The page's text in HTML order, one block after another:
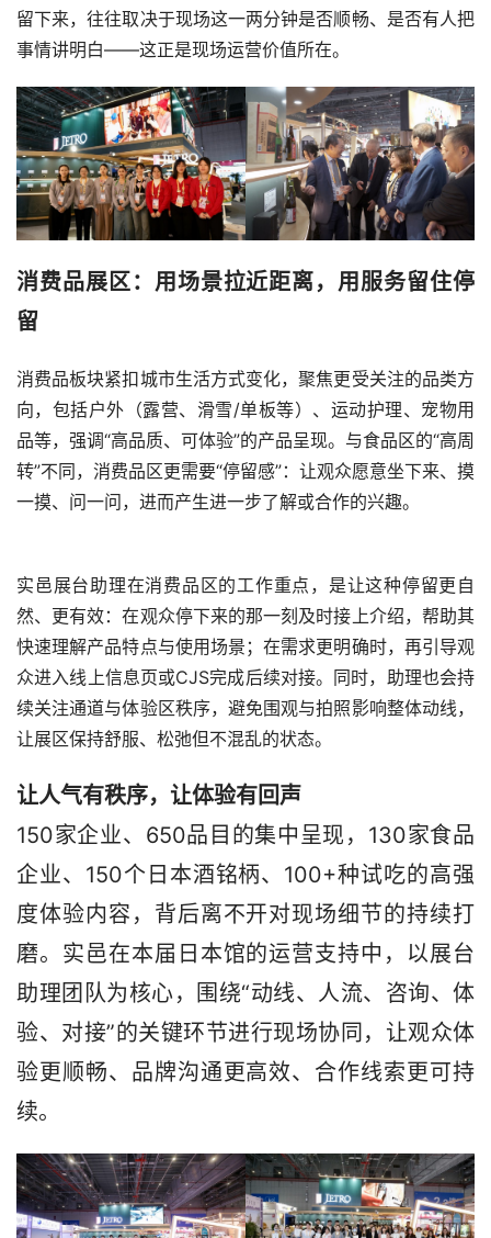
留下来，往往取决于现场这一两分钟是否顺畅、是否有人把
事情讲明白——这正是现场运营价值所在。
消费品展区：用场景拉近距离，用服务留住停
留
消费品板块紧扣城市生活方式变化，聚焦更受关注的品类方
向，包括户外（露营、滑雪/单板等）、运动护理、宠物用
品等，强调“高品质、可体验”的产品呈现。与食品区的“高周
转”不同，消费品区更需要“停留感”：让观众愿意坐下来、摸
一摸、问一问，进而产生进一步了解或合作的兴趣。
实邑展台助理在消费品区的工作重点，是让这种停留更自
然、更有效：在观众停下来的那一刻及时接上介绍，帮助其
快速理解产品特点与使用场景；在需求更明确时，再引导观
众进入线上信息页或CJS完成后续对接。同时，助理也会持
续关注通道与体验区秩序，避免围观与拍照影响整体动线，
让展区保持舒服、松弛但不混乱的状态。
让人气有秩序，让体验有回声
150家企业、650品目的集中呈现，130家食品
企业、150个日本酒铭柄、100+种试吃的高强
度体验内容，背后离不开对现场细节的持续打
磨。实邑在本届日本馆的运营支持中，以展台
助理团队为核心，围绕“动线、人流、咨询、体
验、对接”的关键环节进行现场协同，让观众体
验更顺畅、品牌沟通更高效、合作线索更可持
续。